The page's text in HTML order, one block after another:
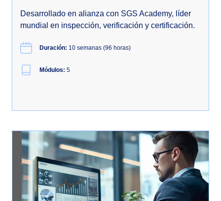
Desarrollado en alianza con SGS Academy, líder
mundial en inspección, verificación y certificación.
Duración: 10 semanas (96 horas)
Módulos: 5